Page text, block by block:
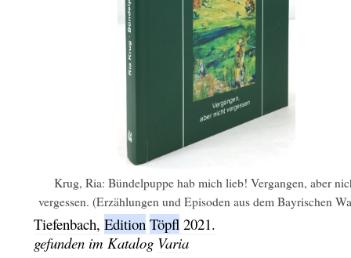
Krug, Ria: Bündelpuppe hab mich lieb! Vergangen, aber
vergessen. (Erzählungen und Episoden aus dem Bayrischen
Tiefenbach, Edition Töpfl 2021.
gefunden im Katalog Varia